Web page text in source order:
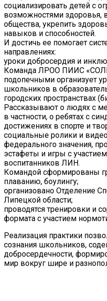
социализировать детей с
возможностями здоровья,
общества, укрепить
навыков и способностей.
И достичь ее помогает
направлениях:
уроки добросердия и
Команда ЛРОО ПИИС
подопечными организует
школьников в
городских пространствах
Рассказывают о людях с
в частности, о ребятах с
достижениях в спорте и
социальные ролики и
федерального значения,
эстафеты и игры с
воспитанников ЛИН.
Командой сформированы
плаванию, боулингу;
организовано Отделение
Липецкой области;
проводятся тренировки и
формата с участием
Реализация практики
сознания школьников,
добросердечности,
мир вокруг шире и